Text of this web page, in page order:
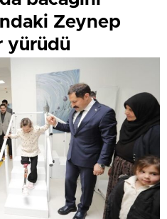
Zeynep
yürüdü